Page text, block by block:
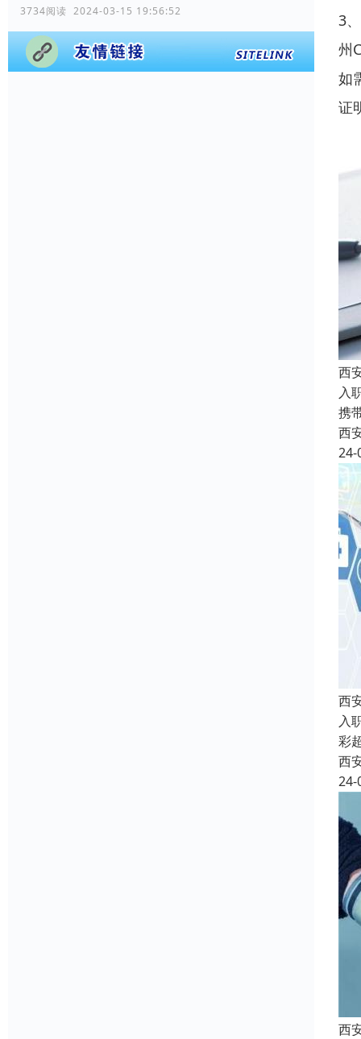
3734阅读 2024-03-15 19:56:52
3
州
如
证
西
入
携
西
24-
西
入
彩
西
24-
西